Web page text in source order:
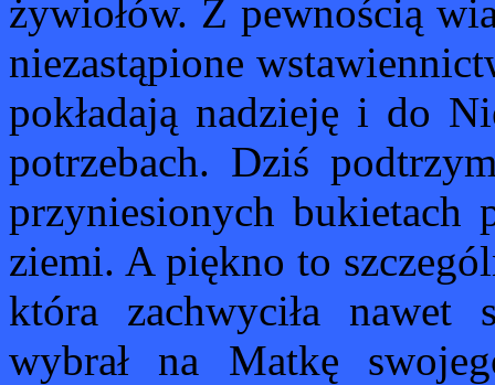
żywiołów. Z pewnością
niezastąpione
pokładają nadzieję i do
potrzebach. Dziś
przyniesionych bukietach
ziemi. A piękno to
która zachwyciła nawet
wybrał na Matkę